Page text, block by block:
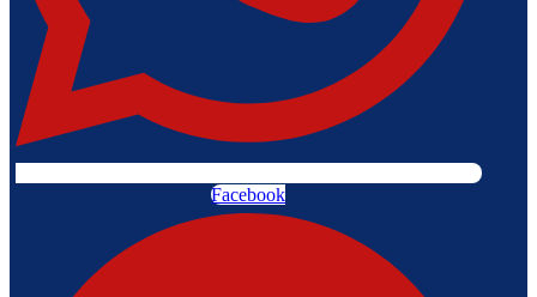
Facebook